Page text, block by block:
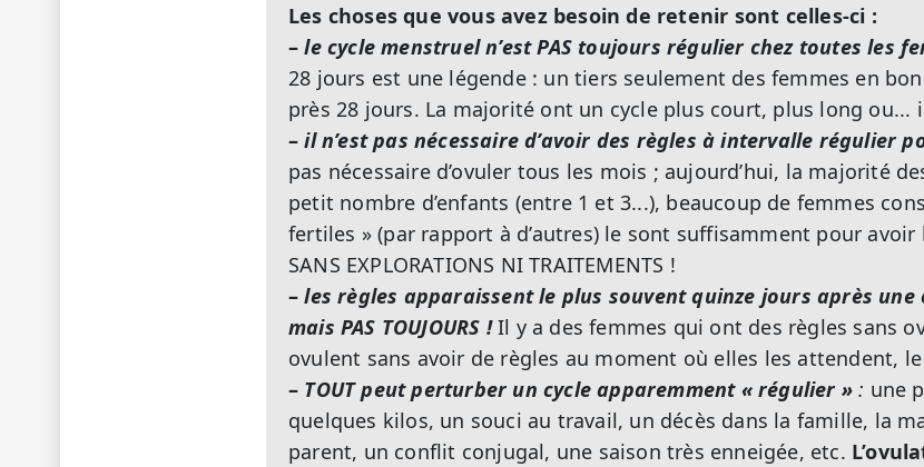
Les choses que vous avez besoin de retenir sont celles-ci :
– le cycle menstruel n’est PAS toujours régulier chez toutes les
28 jours est une légende : un tiers seulement des femmes en
près 28 jours. La majorité ont un cycle plus court, plus long ou...
– il n’est pas nécessaire d’avoir des règles à intervalle régulier
pas nécessaire d’ovuler tous les mois ; aujourd’hui, la majorité
petit nombre d’enfants (entre 1 et 3...), beaucoup de femmes
fertiles » (par rapport à d’autres) le sont suffisamment pour avoir
SANS EXPLORATIONS NI TRAITEMENTS !
– les règles apparaissent le plus souvent quinze jours après
mais PAS TOUJOURS !Il y a des femmes qui ont des règles sans
ovulent sans avoir de règles au moment où elles les attendent,
– TOUT peut perturber un cycle apparemment « régulier » : une
quelques kilos, un souci au travail, un décès dans la famille, la
parent, un conflit conjugal, une saison très enneigée, etc.